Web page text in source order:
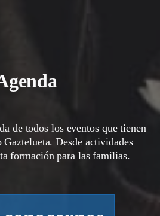
de todos los eventos que tienen
Desde actividades
formación para las familias.